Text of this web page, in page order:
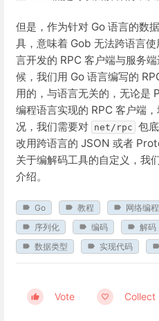
但是，作为针对 Go 语言的数
具，意味着 Gob 无法跨语言
言开发的 RPC 客户端与服务
候，我们用 Go 语言编写的
用的，与语言无关的，无论
编程语言实现的 RPC 客户端
况，我们需要对 net/rpc 包
改用跨语言的 JSON 或者
关于编解码工具的自定义，我
介绍。
Go 教程 网络编程
序列化
编码 解码
数据类型
实现代码
Vote Collect